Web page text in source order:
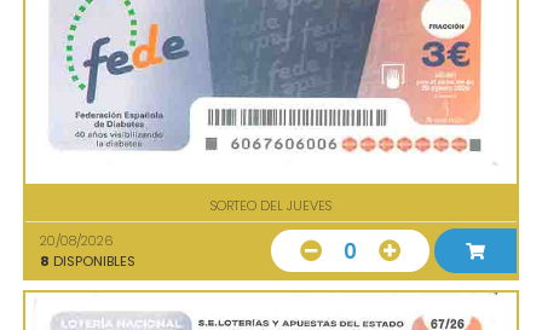
SORTEO DEL JUEVES
20/08/2026
8 DISPONIBLES 0